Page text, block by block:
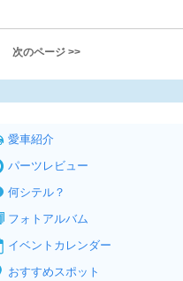
次のページ >>
愛車紹介
パーツレビュー
何シテル？
フォトアルバム
イベントカレンダー
おすすめスポット